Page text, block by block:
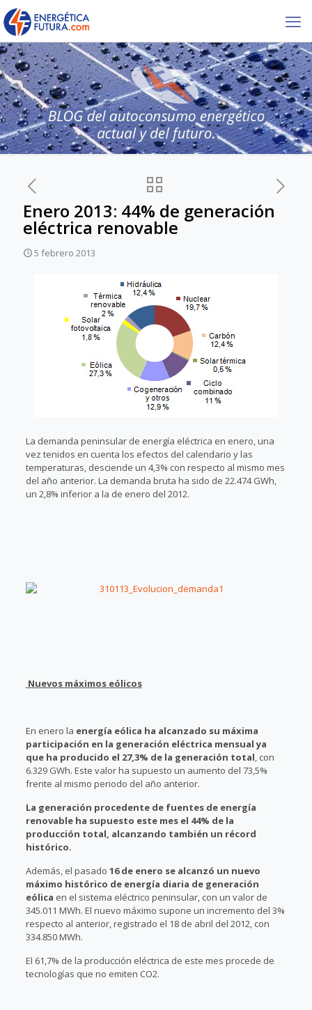
Enero 2013: 44% de generación
eléctrica renovable
5 febrero 2013
La demanda peninsular de energía eléctrica en enero, una
vez tenidos en cuenta los efectos del calendario y las
temperaturas, desciende un 4,3% con respecto al mismo mes
del año anterior. La demanda bruta ha sido de 22.474 GWh,
un 2,8% inferior a la de enero del 2012.
Nuevos máximos eólicos
En enero la energía eólica ha alcanzado su máxima
participación en la generación eléctrica mensual ya
que ha producido el 27,3% de la generación total, con
6.329 GWh. Este valor ha supuesto un aumento del 73,5%
frente al mismo periodo del año anterior.
La generación procedente de fuentes de energía
renovable ha supuesto este mes el 44% de la
producción total, alcanzando también un récord
histórico.
Además, el pasado 16 de enero se alcanzó un nuevo
máximo histórico de energía diaria de generación
eólica en el sistema eléctrico peninsular, con un valor de
345.011 MWh. El nuevo máximo supone un incremento del 3%
respecto al anterior, registrado el 18 de abril del 2012, con
334.850 MWh.
El 61,7% de la producción eléctrica de este mes procede de
tecnologías que no emiten CO2.